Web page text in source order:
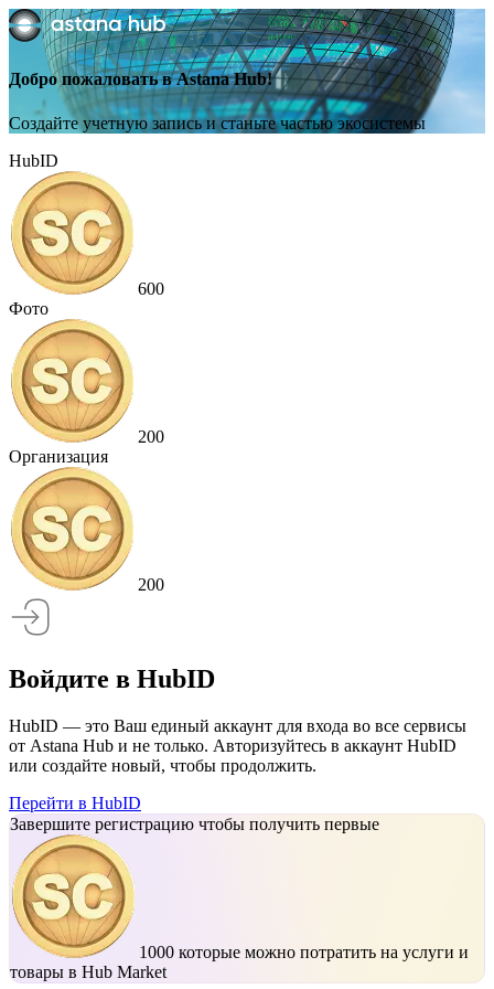
Добро пожаловать в Astana Hub!
Создайте учетную запись и станьте частью экосистемы
HubID
600
Фото
200
Организация
200
Войдите в HubID
HubID — это Ваш единый аккаунт для входа во все сервисы
от Astana Hub и не только. Авторизуйтесь в аккаунт HubID
или создайте новый, чтобы продолжить.
Перейти в HubID
Завершите регистрацию чтобы получить первые
1000 которые можно потратить на услуги и
товары в Hub Market